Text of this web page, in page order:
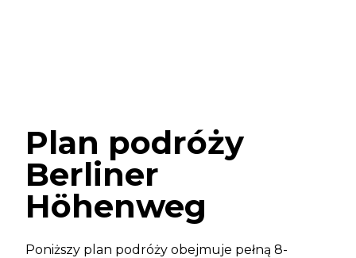
Plan podróży
Berliner
Höhenweg
Poniższy plan podróży obejmuje pełną 8-